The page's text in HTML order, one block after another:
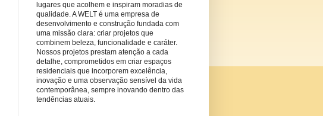
lugares que acolhem e inspiram moradias de
qualidade. A WELT é uma empresa de
desenvolvimento e construção fundada com
uma missão clara: criar projetos que
combinem beleza, funcionalidade e caráter.
Nossos projetos prestam atenção a cada
detalhe, comprometidos em criar espaços
residenciais que incorporem excelência,
inovação e uma observação sensível da vida
contemporânea, sempre inovando dentro das
tendências atuais.